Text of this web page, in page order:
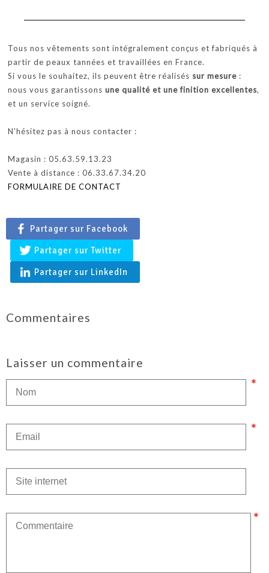
Tous nos vêtements sont intégralement conçus et fabriqués à
partir de peaux tannées et travaillées en France.
Si vous le souhaitez, ils peuvent être réalisés sur mesure :
nous vous garantissons une qualité et une finition excellentes,
et un service soigné.
N'hésitez pas à nous contacter :
Magasin : 05.63.59.13.23
Vente à distance : 06.33.67.34.20
FORMULAIRE DE CONTACT
Partager sur Facebook
Partager sur Twitter
Partager sur LinkedIn
Commentaires
Laisser un commentaire